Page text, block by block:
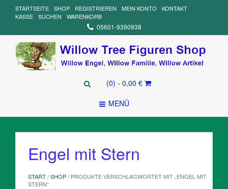
STARTSEITE SHOP REGISTRIEREN MEIN KONTO
KONTAKT
KASSE
SUCHEN WARENKORB
05601-9390938
(0) - 0,00 €
MENÜ
START/SHOP/ PRODUKTE VERSCHLAGWORTET MIT „ENGEL MIT
STERN“
Engel mit Stern